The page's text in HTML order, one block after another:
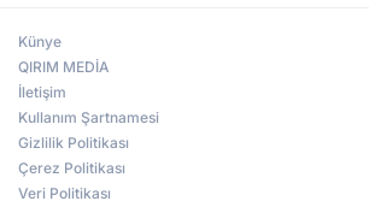
Künye
QIRIM MEDİA
İletişim
Kullanım Şartnamesi
Gizlilik Politikası
Çerez Politikası
Veri Politikası